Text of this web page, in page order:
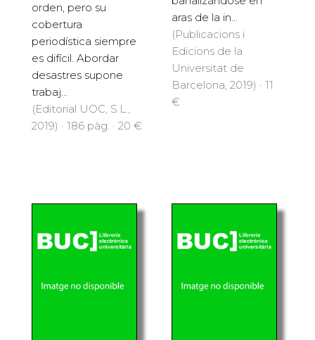
orden, pero su
cobertura
periodística siempre
es difícil. Abordar
desastres supone
trabaj...
(Editorial UOC, S.L.,
2019) · 186 pàg. · 20 €
aras de la in...
(Publicacions i
Edicions de la
Universitat de
Barcelona, 2019) · 11
€